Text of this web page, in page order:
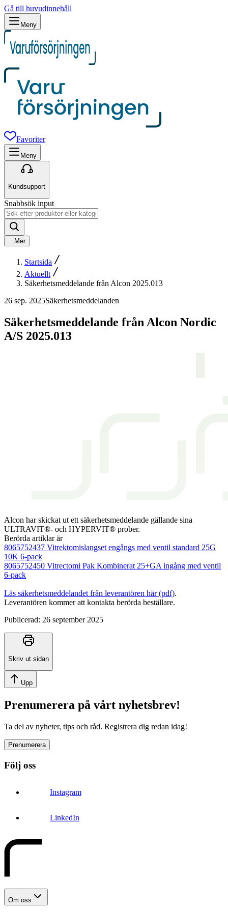
Gå till huvudinnehåll
Meny
Favoriter
Meny
Kundsupport
Snabbsök input
Mer
Startsida
Aktuellt
Säkerhetsmeddelande från Alcon 2025.013
26 sep. 2025Säkerhetsmeddelanden
Säkerhetsmeddelande från Alcon Nordic
A/S 2025.013
Alcon har skickat ut ett säkerhetsmeddelande gällande sina
ULTRAVIT®- och HYPERVIT® prober.
Berörda artiklar är
8065752437 Vitrektomislangset engångs med ventil standard 25G
10K 6-pack
8065752450 Vitrectomi Pak Kombinerat 25+GA ingång med ventil
6-pack
Läs säkerhetsmeddelandet från leverantören här (pdf).
Leverantören kommer att kontakta berörda beställare.
Publicerad: 26 september 2025
Skriv ut sidan
Upp
Prenumerera på vårt nyhetsbrev!
Ta del av nyheter, tips och råd. Registrera dig redan idag!
Prenumerera
Följ oss
Instagram
LinkedIn
Om oss